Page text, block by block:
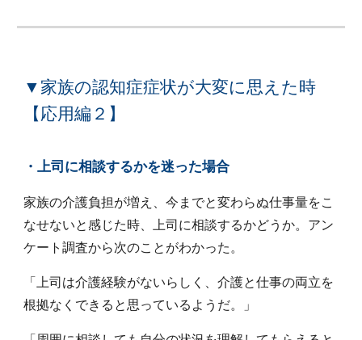
▼家族の認知症症状が大変に思えた時
【応用編 ２ 】
・上司に相談するかを迷った場合
家族の介護負担が増え、今までと変わらぬ仕事量をこ
なせないと感じた時、上司に相談するかどうか。アン
ケート調査から次のことがわかった。
「上司は介護経験がないらしく、介護と仕事の両立を
根拠なくできると思っているようだ。」